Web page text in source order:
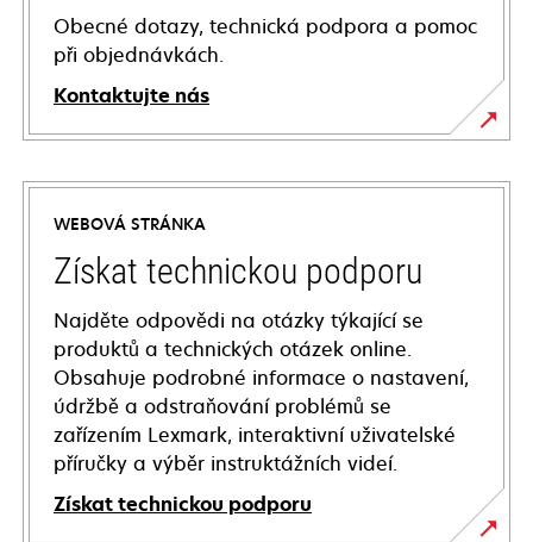
Obecné dotazy, technická podpora a pomoc
při objednávkách.
Kontaktujte nás
WEBOVÁ STRÁNKA
Získat technickou podporu
Najděte odpovědi na otázky týkající se
produktů a technických otázek online.
Obsahuje podrobné informace o nastavení,
údržbě a odstraňování problémů se
zařízením Lexmark, interaktivní uživatelské
příručky a výběr instruktážních videí.
Získat technickou podporu